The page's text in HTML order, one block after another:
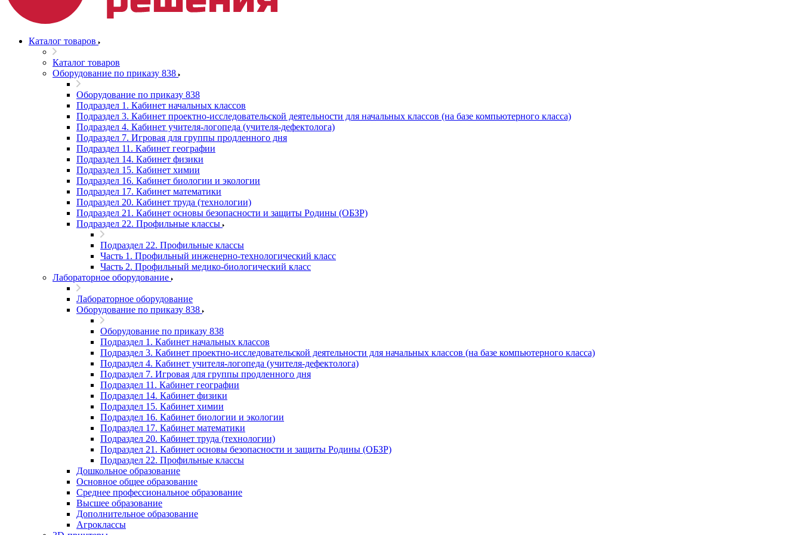
Каталог товаров
Каталог товаров
Оборудование по приказу 838
Оборудование по приказу 838
Подраздел 1. Кабинет начальных классов
Подраздел 3. Кабинет проектно-исследовательской деятельности для начальных классов (на базе компьютерного класса)
Подраздел 4. Кабинет учителя-логопеда (учителя-дефектолога)
Подраздел 7. Игровая для группы продленного дня
Подраздел 11. Кабинет географии
Подраздел 14. Кабинет физики
Подраздел 15. Кабинет химии
Подраздел 16. Кабинет биологии и экологии
Подраздел 17. Кабинет математики
Подраздел 20. Кабинет труда (технологии)
Подраздел 21. Кабинет основы безопасности и защиты Родины (ОБЗР)
Подраздел 22. Профильные классы
Подраздел 22. Профильные классы
Часть 1. Профильный инженерно-технологический класс
Часть 2. Профильный медико-биологический класс
Лабораторное оборудование
Лабораторное оборудование
Оборудование по приказу 838
Оборудование по приказу 838
Подраздел 1. Кабинет начальных классов
Подраздел 3. Кабинет проектно-исследовательской деятельности для начальных классов (на базе компьютерного класса)
Подраздел 4. Кабинет учителя-логопеда (учителя-дефектолога)
Подраздел 7. Игровая для группы продленного дня
Подраздел 11. Кабинет географии
Подраздел 14. Кабинет физики
Подраздел 15. Кабинет химии
Подраздел 16. Кабинет биологии и экологии
Подраздел 17. Кабинет математики
Подраздел 20. Кабинет труда (технологии)
Подраздел 21. Кабинет основы безопасности и защиты Родины (ОБЗР)
Подраздел 22. Профильные классы
Дошкольное образование
Основное общее образование
Среднее профессиональное образование
Высшее образование
Дополнительное образование
Агроклассы